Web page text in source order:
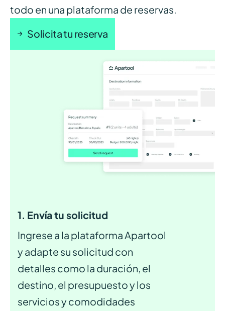
todo en una plataforma de reservas.
Solicita tu reserva
1. Envía tu solicitud
Ingrese a la plataforma Apartool
y adapte su solicitud con
detalles como la duración, el
destino, el presupuesto y los
servicios y comodidades